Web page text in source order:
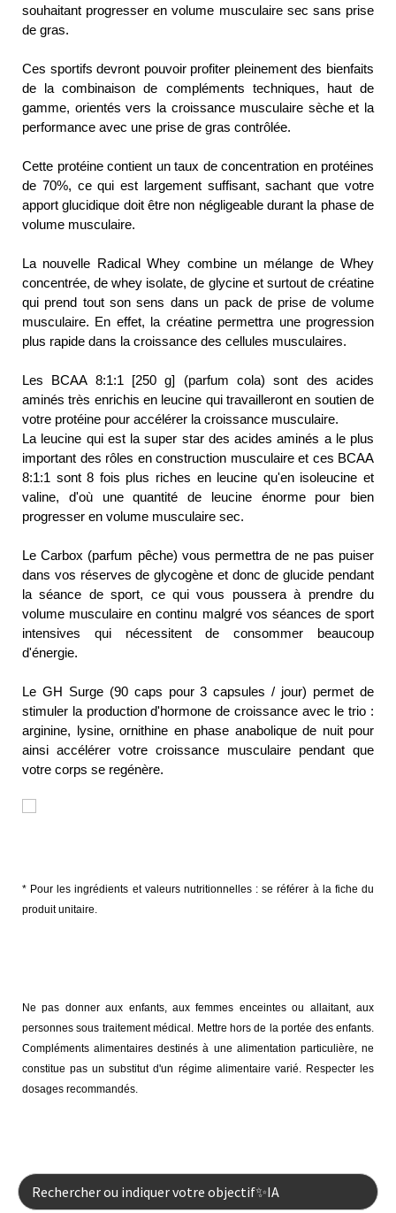
souhaitant progresser en volume musculaire sec sans prise
de gras.
Ces sportifs devront pouvoir profiter pleinement des bienfaits
de la combinaison de compléments techniques, haut de
gamme, orientés vers la croissance musculaire sèche et la
performance avec une prise de gras contrôlée.
Cette protéine contient un taux de concentration en protéines
de 70%, ce qui est largement suffisant, sachant que votre
apport glucidique doit être non négligeable durant la phase de
volume musculaire.
La nouvelle Radical Whey combine un mélange de Whey
concentrée, de whey isolate, de glycine et surtout de créatine
qui prend tout son sens dans un pack de prise de volume
musculaire. En effet, la créatine permettra une progression
plus rapide dans la croissance des cellules musculaires.
Les BCAA 8:1:1 [250 g] (parfum cola) sont des acides
aminés très enrichis en leucine qui travailleront en soutien de
votre protéine pour accélérer la croissance musculaire.
La leucine qui est la super star des acides aminés a le plus
important des rôles en construction musculaire et ces BCAA
8:1:1 sont 8 fois plus riches en leucine qu'en isoleucine et
valine, d'où une quantité de leucine énorme pour bien
progresser en volume musculaire sec.
Le Carbox (parfum pêche) vous permettra de ne pas puiser
dans vos réserves de glycogène et donc de glucide pendant
la séance de sport, ce qui vous poussera à prendre du
volume musculaire en continu malgré vos séances de sport
intensives qui nécessitent de consommer beaucoup
d'énergie.
Le GH Surge (90 caps pour 3 capsules / jour) permet de
stimuler la production d'hormone de croissance avec le trio :
arginine, lysine, ornithine en phase anabolique de nuit pour
ainsi accélérer votre croissance musculaire pendant que
votre corps se regénère.
* Pour les ingrédients et valeurs nutritionnelles : se référer à la fiche du
produit unitaire.
Ne pas donner aux enfants, aux femmes enceintes ou allaitant, aux
personnes sous traitement médical. Mettre hors de la portée des enfants.
Compléments alimentaires destinés à une alimentation particulière, ne
constitue pas un substitut d'un régime alimentaire varié. Respecter les
dosages recommandés.